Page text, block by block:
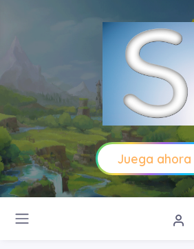
Juega ahora